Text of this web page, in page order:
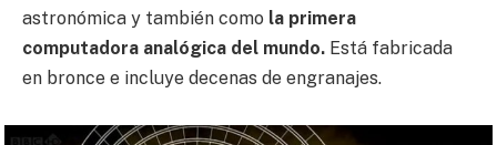
astronómica y también como la primera
computadora analógica del mundo. Está fabricada
en bronce e incluye decenas de engranajes.